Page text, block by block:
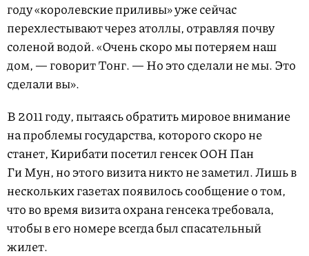
году «королевские приливы» уже сейчас
перехлестывают через атоллы, отравляя почву
соленой водой. «Очень скоро мы потеряем наш
дом, — говорит Тонг. — Но это сделали не мы. Это
сделали вы».
В 2011 году, пытаясь обратить мировое внимание
на проблемы государства, которого скоро не
станет, Кирибати посетил генсек ООН Пан
Ги Мун, но этого визита никто не заметил. Лишь в
нескольких газетах появилось сообщение о том,
что во время визита охрана генсека требовала,
чтобы в его номере всегда был спасательный
жилет.